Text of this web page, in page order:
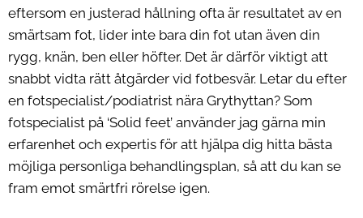
eftersom en justerad hållning ofta är resultatet av en
smärtsam fot, lider inte bara din fot utan även din
rygg, knän, ben eller höfter. Det är därför viktigt att
snabbt vidta rätt åtgärder vid fotbesvär. Letar du efter
en fotspecialist/podiatrist nära Grythyttan? Som
fotspecialist på ‘Solid feet’ använder jag gärna min
erfarenhet och expertis för att hjälpa dig hitta bästa
möjliga personliga behandlingsplan, så att du kan se
fram emot smärtfri rörelse igen.